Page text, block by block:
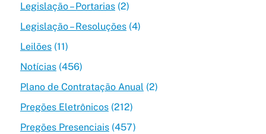
Legislação – Portarias(2)
Legislação – Resoluções(4)
Leilões(11)
Notícias(456)
Plano de Contratação Anual (2)
Pregões Eletrônicos(212)
Pregões Presenciais(457)